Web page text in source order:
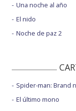
Una noche al año
El nido
Noche de paz 2
Spider-man: Brand
El último mono